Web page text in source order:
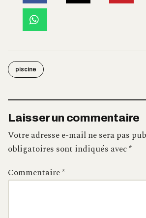
piscine
Laisser un commentaire
Votre adresse e-mail ne sera pas
obligatoires sont indiqués avec*
Commentaire*